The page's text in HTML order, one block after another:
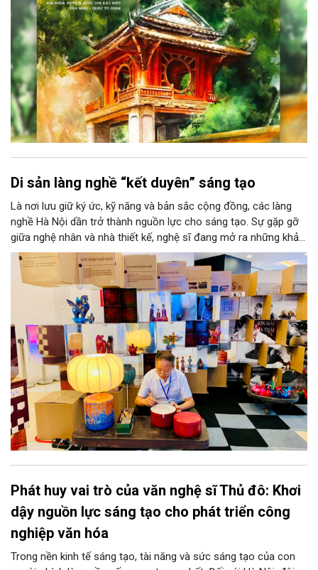
thuật của Thủ đô trong mùa thu này.
Di sản làng nghề “kết duyên” sáng tạo
Là nơi lưu giữ ký ức, kỹ năng và bản sắc cộng đồng, các làng
nghề Hà Nội dần trở thành nguồn lực cho sáng tạo. Sự gặp gỡ
giữa nghệ nhân và nhà thiết kế, nghệ sĩ đang mở ra những khả
năng phát triển mới cho thủ công đương đại trên nền tảng di
sản. Từ những cuộc “kết duyên” đầy cảm hứng ấy, Hà Nội đang
khơi thông mạch ngầm của hệ sinh thái thủ công, biến vốn cổ
thành động lực bền vững cho tương lai.
Phát huy vai trò của văn nghệ sĩ Thủ đô: Khơi
dậy nguồn lực sáng tạo cho phát triển công
nghiệp văn hóa
Trong nền kinh tế sáng tạo, tài năng và sức sáng tạo của con